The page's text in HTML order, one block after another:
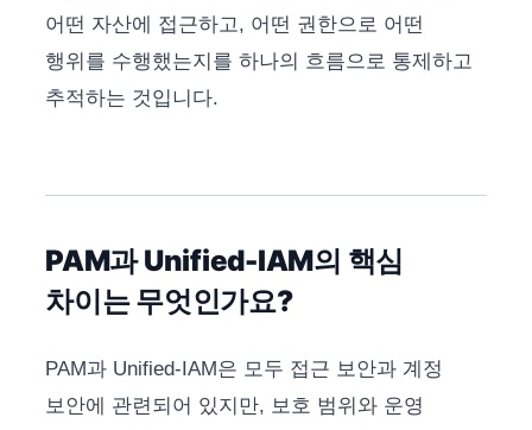
어떤 자산에 접근하고, 어떤 권한으로 어떤
행위를 수행했는지를 하나의 흐름으로 통제하고
추적하는 것입니다.
PAM과 Unified-IAM의 핵심
차이는 무엇인가요?
PAM과 Unified-IAM은 모두 접근 보안과 계정
보안에 관련되어 있지만, 보호 범위와 운영